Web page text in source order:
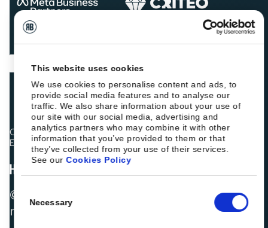
This website uses cookies
We use cookies to personalise content and ads, to
provide social media features and to analyse our
traffic. We also share information about your use of
our site with our social media, advertising and
analytics partners who may combine it with other
information that you’ve provided to them or that
they’ve collected from your use of their services.
See ourCookies Policy
Selection
Necessary
Os colegas hoteleiros estão a classificar a Roiback como
Excelente:
© 2026 ROIBACK, Inc. Todos os direitos
reservados